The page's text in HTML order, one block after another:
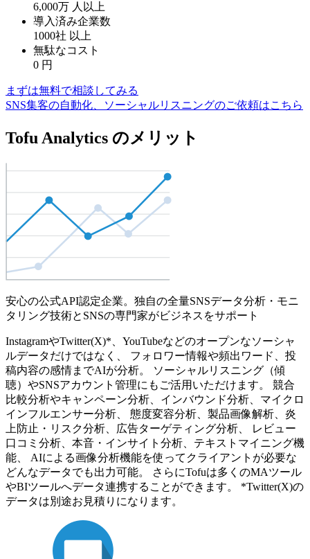
6,000万 人以上
導入済み企業数
1000社 以上
無駄なコスト
0 円
まずは無料で相談してみる
SNS集客の自動化、ソーシャルリスニングのご依頼はこちら
Tofu Analytics のメリット
安心の公式API認定企業。独自の全量SNSデータ分析・モニ
タリング技術とSNSの専門家がビジネスをサポート
InstagramやTwitter(X)*、YouTubeなどのオープンなソーシャ
ルデータだけではなく、 フォロワー情報や頻出ワード、投
稿内容の感情までAIが分析。 ソーシャルリスニング（傾
聴）やSNSアカウント管理にもご活用いただけます。 競合
比較分析やキャンペーン分析、インバウンド分析、マイクロ
インフルエンサー分析、 態度変容分析、製品画像解析、炎
上防止・リスク分析、広告ターゲティング分析、 レビュー
口コミ分析、本音・インサイト分析、テキストマイニング機
能、 AIによる画像分析機能を使ってクライアントが必要な
どんなデータでも出力可能。 さらにTofuは多くのMAツール
やBIツールへデータ連携することができます。 *Twitter(X)の
データは別途お見積りになります。